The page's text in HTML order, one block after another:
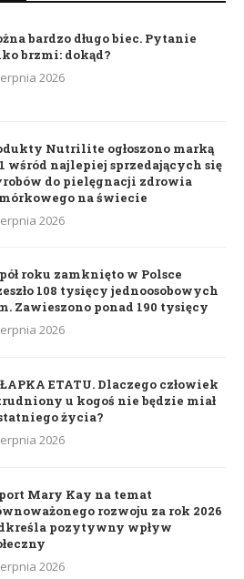
bardzo długo biec. Pytanie
brzmi: dokąd?
2026
Nutrilite ogłoszono marką
wśród najlepiej sprzedających się
do pielęgnacji zdrowia
na świecie
2026
roku zamknięto w Polsce
108 tysięcy jednoosobowych
Zawieszono ponad 190 tysięcy
2026
ETATU. Dlaczego człowiek
u kogoś nie będzie miał
życia?
2026
Mary Kay na temat
rozwoju za rok 2026
pozytywny wpływ
2026